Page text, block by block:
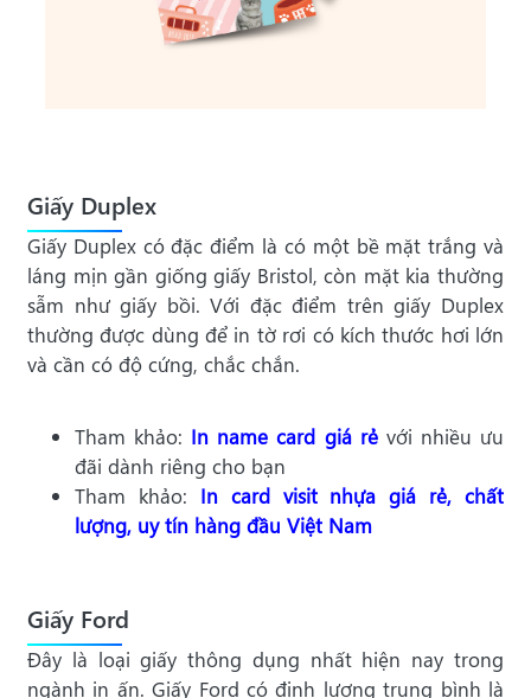
Giấy Duplex
Giấy Duplex có đặc điểm là có một bề mặt trắng và
láng mịn gần giống giấy Bristol, còn mặt kia thường
sẫm như giấy bồi. Với đặc điểm trên giấy Duplex
thường được dùng để in tờ rơi có kích thước hơi lớn
và cần có độ cứng, chắc chắn.
Tham khảo: In name card giá rẻvới nhiều ưu
đãi dành riêng cho bạn
Tham khảo: In card visit nhựa giá rẻ, chất
lượng, uy tín hàng đầu Việt Nam
Giấy Ford
Đây là loại giấy thông dụng nhất hiện nay trong
ngành in ấn. Giấy Ford có định lượng trung bình là